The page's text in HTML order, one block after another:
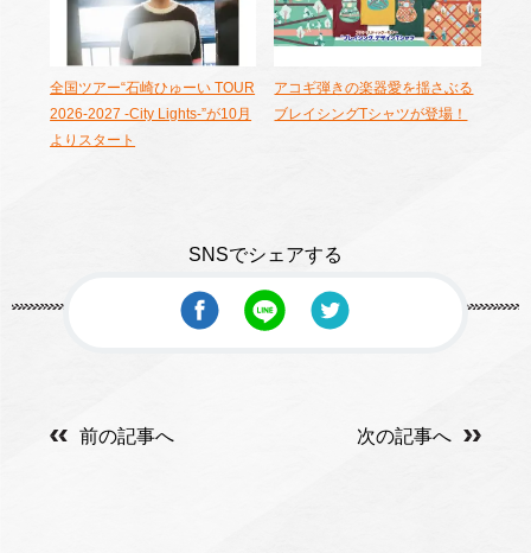
全国ツアー“石崎ひゅーい TOUR
2026-2027 -City Lights-”が10月
よりスタート
アコギ弾きの楽器愛を揺さぶる
ブレイシングTシャツが登場！
SNSでシェアする
前の記事へ 次の記事へ